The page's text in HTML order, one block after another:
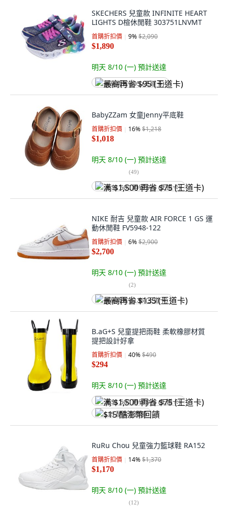
SKECHERS 兒童款 INFINITE HEART
LIGHTS D楦休閒鞋 303751LNVMT
首購折扣價 9%$2,090
$1,890
明天 8/10 (一) 預計送達
最高再省 $95 (王道卡)
BabyZZam 女童Jenny平底鞋
首購折扣價 16%$1,218
$1,018
明天 8/10 (一) 預計送達
(49)
满 $1,500 再省 $75 (王道卡)
NIKE 耐吉 兒童款 AIR FORCE 1 GS 運
動休閒鞋 FV5948-122
首購折扣價 6%$2,900
$2,700
明天 8/10 (一) 預計送達
(2)
最高再省 $135 (王道卡)
B.aG+S 兒童提把雨鞋 柔軟橡膠材質
提把設計好拿
首購折扣價 40%$490
$294
明天 8/10 (一) 預計送達
满 $1,500 再省 $75 (王道卡)
$15 酷澎幣回饋
RuRu Chou 兒童強力籃球鞋 RA152
首購折扣價 14%$1,370
$1,170
明天 8/10 (一) 預計送達
(12)